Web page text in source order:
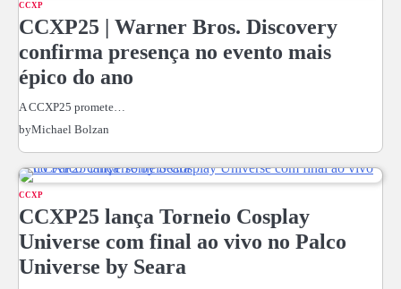
CCXP
CCXP25 | Warner Bros. Discovery
confirma presença no evento mais
épico do ano
A CCXP25 promete…
byMichael Bolzan
CCXP
CCXP25 lança Torneio Cosplay
Universe com final ao vivo no Palco
Universe by Seara